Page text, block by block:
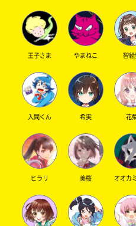
キーワー
オフィシャ
王子さま やまねこ 智絵
入間くん 希実 花
ヒラリ 美桜 オオカ